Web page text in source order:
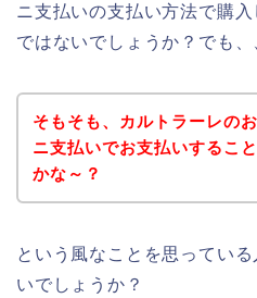
ニ支払いの支払い方法で購
ではないでしょうか？でも、
そもそも、カルトラーレの
ニ支払いでお支払いするこ
かな～？
という風なことを思ってい
いでしょうか？